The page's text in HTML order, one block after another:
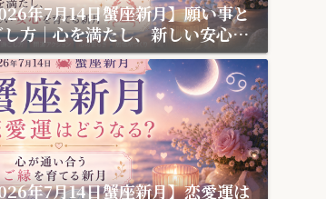
年7月14日蟹座新月】願い事と
方｜心を満たし、新しい安心を
新月
年7月14日蟹座新月】恋愛運は